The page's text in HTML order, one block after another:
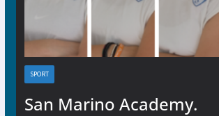
SPORT
San Marino Academy.